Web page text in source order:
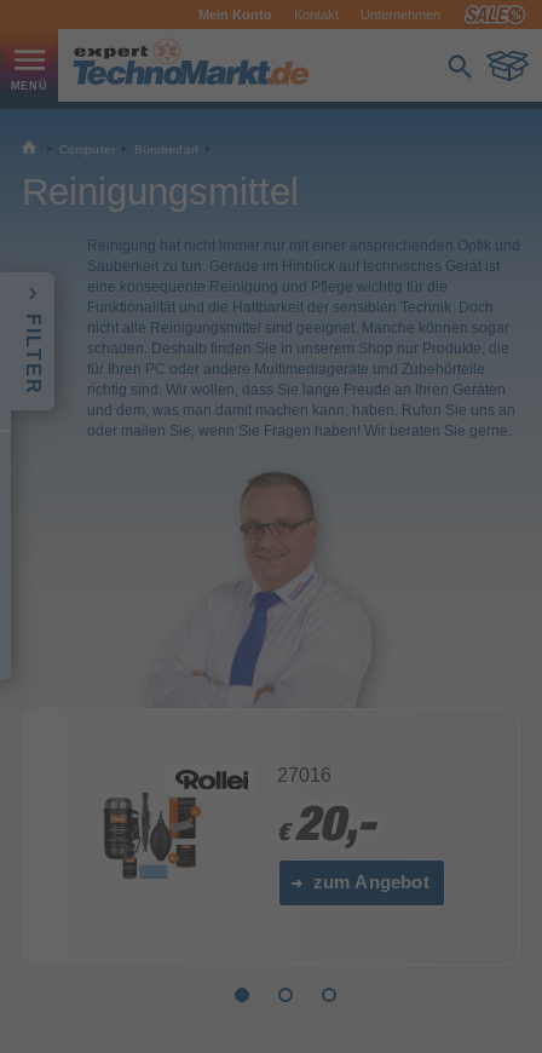
Mein Konto Kontakt Unternehmen
FILTER
Computer Bürobedarf
Reinigungsmittel
Reinigung hat nicht immer nur mit einer ansprechenden Optik und
Sauberkeit zu tun. Gerade im Hinblick auf technisches Gerät ist
eine konsequente Reinigung und Pflege wichtig für die
Funktionalität und die Haltbarkeit der sensiblen Technik. Doch
nicht alle Reinigungsmittel sind geeignet. Manche können sogar
schaden. Deshalb finden Sie in unserem Shop nur Produkte, die
für Ihren PC oder andere Multimediageräte und Zubehörteile
richtig sind. Wir wollen, dass Sie lange Freude an Ihren Geräten
und dem, was man damit machen kann, haben. Rufen Sie uns an
oder mailen Sie, wenn Sie Fragen haben! Wir beraten Sie gerne.
27016
€ 20,-
€ 20,-
zum Angebot